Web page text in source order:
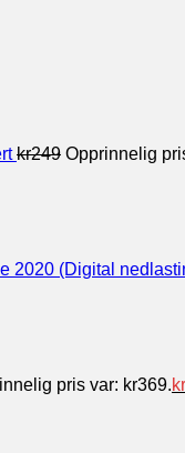
kr249 Opprinnelig
2020 (Digital
pris var: kr369.kr